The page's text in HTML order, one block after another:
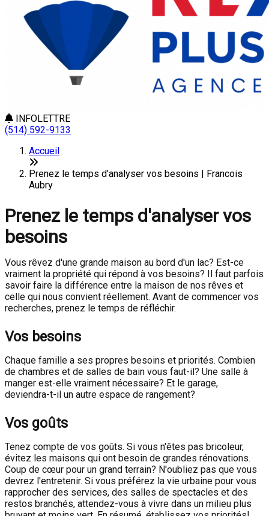
INFOLETTRE
(514) 592-9133
Accueil
Prenez le temps d'analyser vos besoins | Francois
Aubry
Prenez le temps d'analyser vos
besoins
Vous rêvez d'une grande maison au bord d'un lac? Est-ce
vraiment la propriété qui répond à vos besoins? Il faut parfois
savoir faire la différence entre la maison de nos rêves et
celle qui nous convient réellement. Avant de commencer vos
recherches, prenez le temps de réfléchir.
Vos besoins
Chaque famille a ses propres besoins et priorités. Combien
de chambres et de salles de bain vous faut-il? Une salle à
manger est-elle vraiment nécessaire? Et le garage,
deviendra-t-il un autre espace de rangement?
Vos goûts
Tenez compte de vos goûts. Si vous n'êtes pas bricoleur,
évitez les maisons qui ont besoin de grandes rénovations.
Coup de cœur pour un grand terrain? N'oubliez pas que vous
devrez l'entretenir. Si vous préférez la vie urbaine pour vous
rapprocher des services, des salles de spectacles et des
restos branchés, attendez-vous à vivre dans un milieu plus